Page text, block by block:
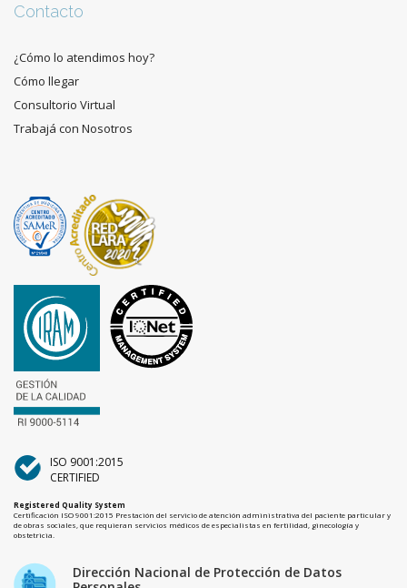
Contacto
¿Cómo lo atendimos hoy?
Cómo llegar
Consultorio Virtual
Trabajá con Nosotros
ISO 9001:2015
CERTIFIED
Registered Quality System
Certificación ISO 9001:2015 Prestación del servicio de atención administrativa del paciente particular y
de obras sociales, que requieran servicios médicos de especialistas en fertilidad, ginecología y
obstetricia.
Dirección Nacional de Protección de Datos